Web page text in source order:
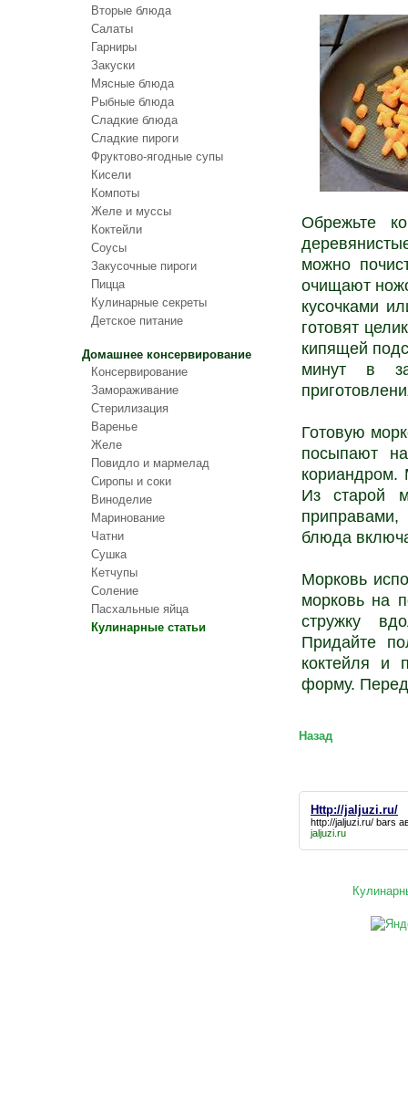
Вторые блюда
Салаты
Гарниры
Закуски
Мясные блюда
Рыбные блюда
Сладкие блюда
Сладкие пироги
Фруктово-ягодные супы
Кисели
Компоты
Желе и муссы
Коктейли
Соусы
Закусочные пироги
Пицца
Кулинарные секреты
Детское питание
Домашнее консервирование
Консервирование
Замораживание
Стерилизация
Варенье
Желе
Повидло и мармелад
Сиропы и соки
Виноделие
Маринование
Чатни
Сушка
Кетчупы
Соление
Пасхальные яйца
Кулинарные статьи
Обрежьте
можно
очищают
кусочками
готовят
кипящей
минут в
Готовую
посыпают
кориандром.
Из старой
блюда
Морковь
морковь на
стружку
Придайте
коктейля и
форму. Перед
Назад
Http://jaljuzi.ru/
http://jaljuzi.ru/ bars
jaljuzi.ru